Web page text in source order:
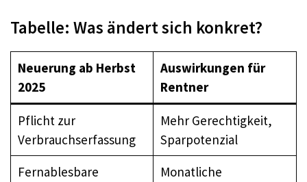
Tabelle: Was ändert sich konkret?
Neuerung ab Herbst
2025
Auswirkungen für
Rentner
Pflicht zur
Verbrauchserfassung
Mehr Gerechtigkeit,
Sparpotenzial
Fernablesbare
Monatliche